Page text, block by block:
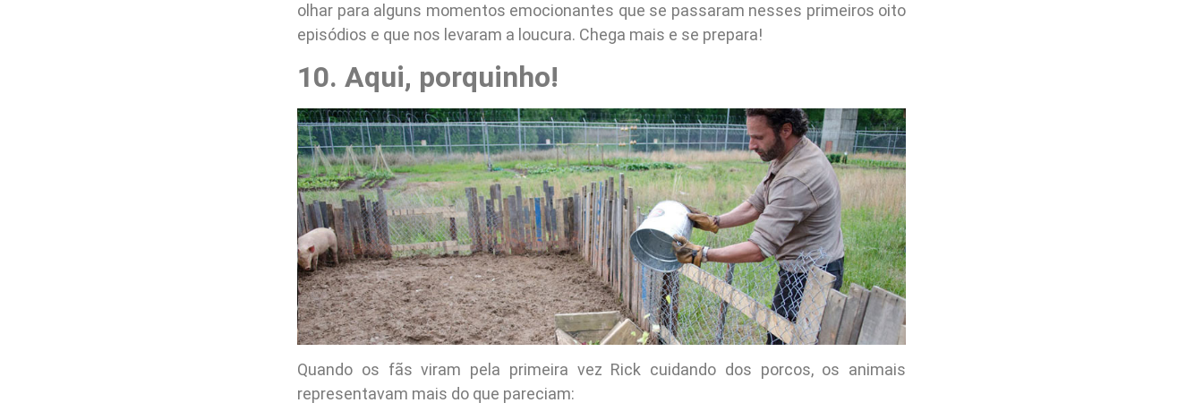
olhar para alguns momentos emocionantes que se passaram nesses primeiros oito
episódios e que nos levaram a loucura. Chega mais e se prepara!
10. Aqui, porquinho!
Quando os fãs viram pela primeira vez Rick cuidando dos porcos, os animais
representavam mais do que pareciam: